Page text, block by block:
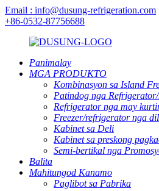
Email : info@dusung-refrigeration.com
+86-0532-87756688
Panimalay
MGA PRODUKTO
Kombinasyon sa Island
Patindog nga
Refrigerator nga may
Freezer/refrigerator nga
Kabinet sa Deli
Kabinet sa preskong
Semi-bertikal nga
Balita
Mahitungod Kanamo
Paglibot sa Pabrika